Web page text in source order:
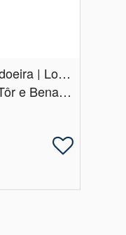
Terreno Misto em Amendoeira | Loulé
Faro, Loulé, Querença, Tôr e Benafim